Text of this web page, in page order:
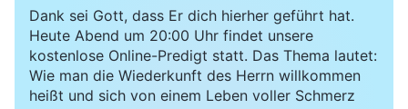
Dank sei Gott, dass Er dich hierher geführt hat.
Heute Abend um 20:00 Uhr findet unsere
kostenlose Online-Predigt statt. Das Thema lautet:
Wie man die Wiederkunft des Herrn willkommen
heißt und sich von einem Leben voller Schmerz